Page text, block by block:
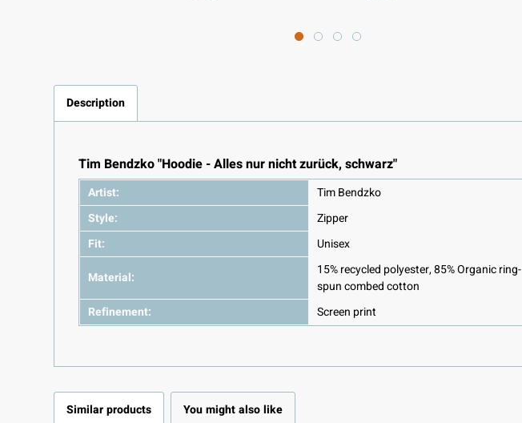
Description
Tim Bendzko "Hoodie - Alles nur nicht zurück, schwarz"
Artist:
Tim Bendzko
Style:
Zipper
Fit:
Unisex
Material:
15% recycled polyester, 85% Organic ring-
spun combed cotton
Refinement:
Screen print
Similar products You might also like